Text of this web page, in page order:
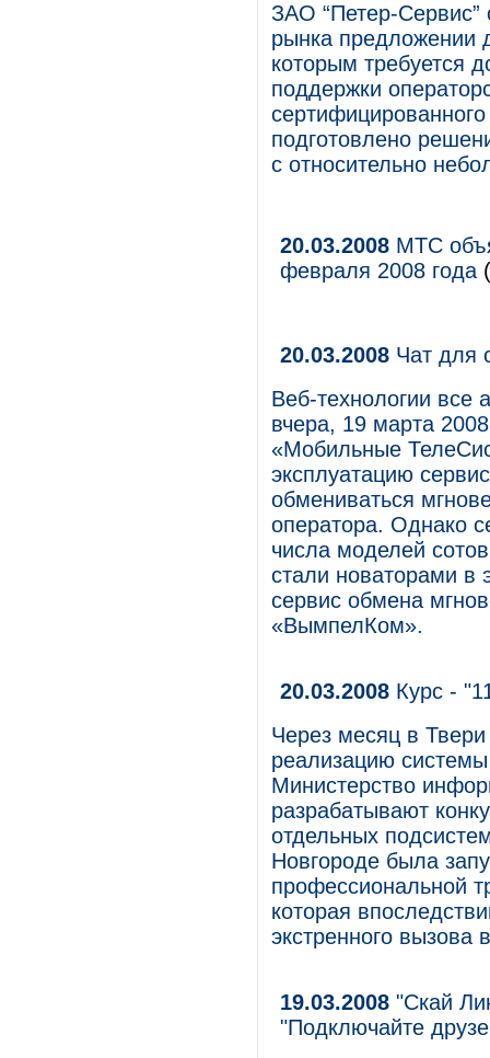
ЗАО “Петер-Сервис”
рынка предложении
которым требуется
поддержки
подготовлено
с относительно
20.03.2008 МТС
февраля 2008 года
20.03.2008 Чат для
Веб-технологии все
вчера, 19 марта
«Мобильные
эксплуатацию
обмениваться
оператора. Однако
числа моделей
стали новаторами
сервис обмена
«ВымпелКом».
20.03.2008 Курс -
Через месяц в
реализацию
Министерство
разрабатывают
отдельных
Новгороде была
профессиональной
которая
экстренного вызова
19.03.2008 "Скай
"Подключайте